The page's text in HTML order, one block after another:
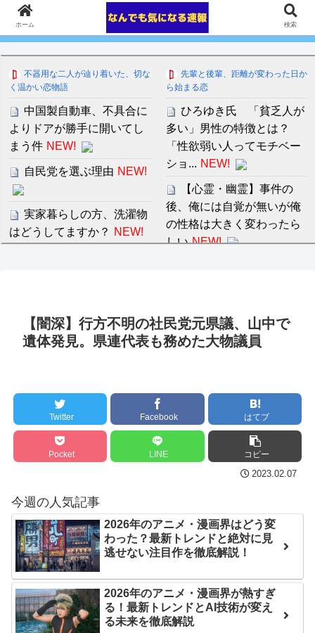
不器用な二人が辿り着いた、切な
く温かい恋物語
中国製自動車、不具合に
よりドアが勝手に開いてし
まう件 NEW!
自民党を選ぶ理由 NEW!
実家暮らしの方、洗濯物
はどうしてますか？
NEW!
の王の野望の為に………
NEW!
てこれから」
クレバテスⅡ-魔獣の王と
偽りの勇者伝承- 第4話 感
想：敵を探すよりトアの書
【画像】発達障害の子ど
もはこの絵の意味がすぐに
分からないらしい
日本が北朝鮮に辛勝し二
次予選3連勝も、海外ファン
は采配に辛辣「おそろしい
内容の後半」「今日の森保
先輩と後輩、距離が変わった日か
ら始まる恋
ひろゆき氏 「貧乏人が
多い」男性の特徴とは？
「性欲弱い人ってモチベー
ショ... NEW!
【心霊・幽霊】事件の
後、俺には自覚が無いが俺
の性格は大きく変わったら
しい NEW!
セ・リーグ出塁回数ラン
キング 直近3週間｜2026年
Ｗ杯１次Ｌ敗退の韓国 議員
が「なぜ負けたのか？」ソ
ン・フンミン先発落ちは
「監督の報復」
ディズニーが「大課金時
代」に突入！アトラクショ
ンパスがどれもこれも1500
円の課金チケに
海外「日本よ、お前がナ
ンバーワンだ」 熊本地震直
【闇深】行方不明の社民党元県議、山中で
遺体発見。県連代表も務めた大物議員
Twitter Facebook はてブ
Pocket LINE コピー
2023.02.07
今週の人気記事
2026年のアニメ・漫画界はどう変
わった？最新トレンドと絶対に見
逃せない注目作を徹底解説！
2026年のアニメ・漫画界が熱すぎ
る！最新トレンドとAI技術が変え
る未来を徹底解説
ホーム 検索